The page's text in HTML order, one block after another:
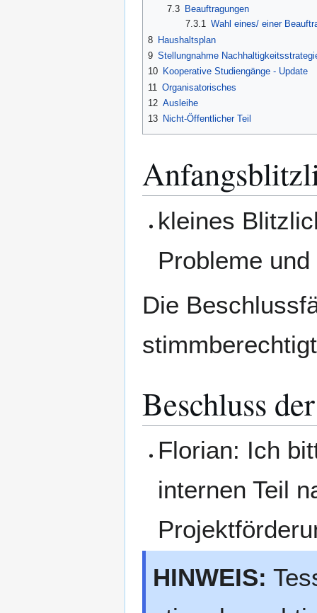
7.3
Beauftragungen
7.3.1 Wahl eines/ einer
8 Haushaltsplan
9 Stellungnahme
10 Kooperative Studiengänge - Update
11 Organisatorisches
12 Ausleihe
13 Nicht-Öffentlicher Teil
kleines
Probleme
Die
Beschluss
Florian: Ich
internen Teil
HINWEIS: